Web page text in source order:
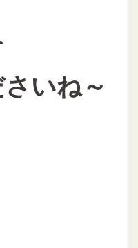
いね～